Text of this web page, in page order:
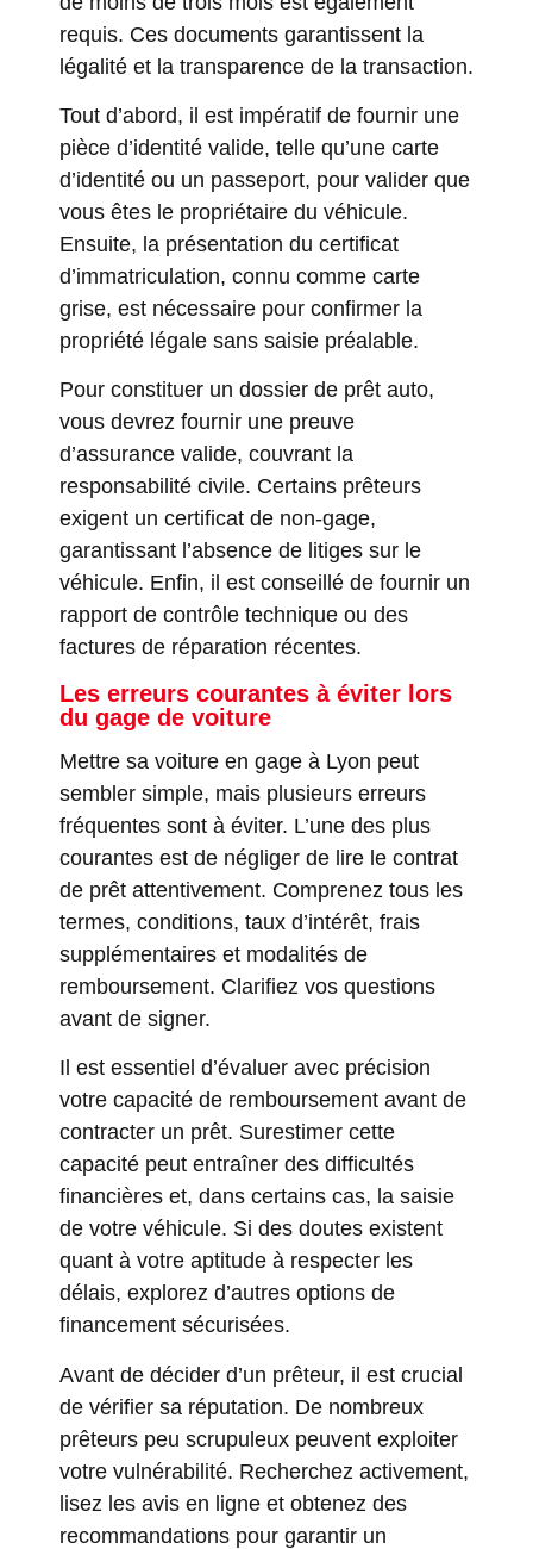
requis. Ces documents garantissent la
légalité et la transparence de la transaction.
Tout d’abord, il est impératif de fournir une
pièce d’identité valide, telle qu’une carte
d’identité ou un passeport, pour valider que
vous êtes le propriétaire du véhicule.
Ensuite, la présentation du certificat
d’immatriculation, connu comme carte
grise, est nécessaire pour confirmer la
propriété légale sans saisie préalable.
Pour constituer un dossier de prêt auto,
vous devrez fournir une preuve
d’assurance valide, couvrant la
responsabilité civile. Certains prêteurs
exigent un certificat de non-gage,
garantissant l’absence de litiges sur le
véhicule. Enfin, il est conseillé de fournir un
rapport de contrôle technique ou des
factures de réparation récentes.
Les erreurs courantes à éviter lors
du gage de voiture
Mettre sa voiture en gage à Lyon peut
sembler simple, mais plusieurs erreurs
fréquentes sont à éviter. L’une des plus
courantes est de négliger de lire le contrat
de prêt attentivement. Comprenez tous les
termes, conditions, taux d’intérêt, frais
supplémentaires et modalités de
remboursement. Clarifiez vos questions
avant de signer.
Il est essentiel d’évaluer avec précision
votre capacité de remboursement avant de
contracter un prêt. Surestimer cette
capacité peut entraîner des difficultés
financières et, dans certains cas, la saisie
de votre véhicule. Si des doutes existent
quant à votre aptitude à respecter les
délais, explorez d’autres options de
financement sécurisées.
Avant de décider d’un prêteur, il est crucial
de vérifier sa réputation. De nombreux
prêteurs peu scrupuleux peuvent exploiter
votre vulnérabilité. Recherchez activement,
lisez les avis en ligne et obtenez des
recommandations pour garantir un